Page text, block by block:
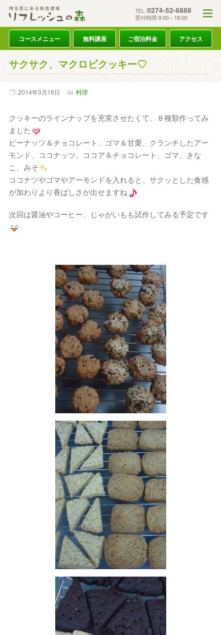
TEL. 0274-52-6888
受付時間 9:00～18:00
コースメニュー 無料講座 ご宿泊料金 アクセス
サクサク、マクロビクッキー♡
2014年3月16日 料理
クッキーのラインナップを充実させたくて、８種類作ってみ
ました
ピーナッツ＆チョコレート、ゴマ＆甘栗、クランチしたアー
モンド、ココナッツ、ココア＆チョコレート、ゴマ、きな
こ、みそ
ココナツやゴマやアーモンドを入れると、サクッとした食感
が加わりより香ばしさが出せますね
次回は醤油やコーヒー、じゃがいもも試作してみる予定です